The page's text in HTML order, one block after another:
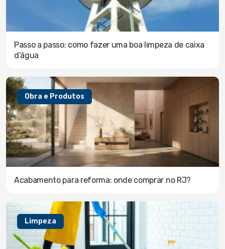
Passo a passo: como fazer uma boa limpeza de caixa
d’água
Obra e Produtos
Acabamento para reforma: onde comprar no RJ?
Limpeza